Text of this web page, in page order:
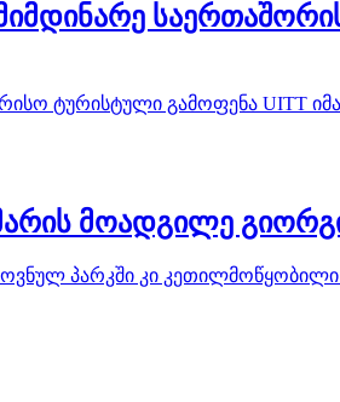
ტურისტული გამოფენა UITT
მოადგილე გიორგი
პარკში კი